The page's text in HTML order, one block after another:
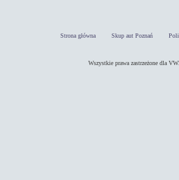
Strona główna Skup aut Poznań
Wszystkie prawa zastrzeżone dla